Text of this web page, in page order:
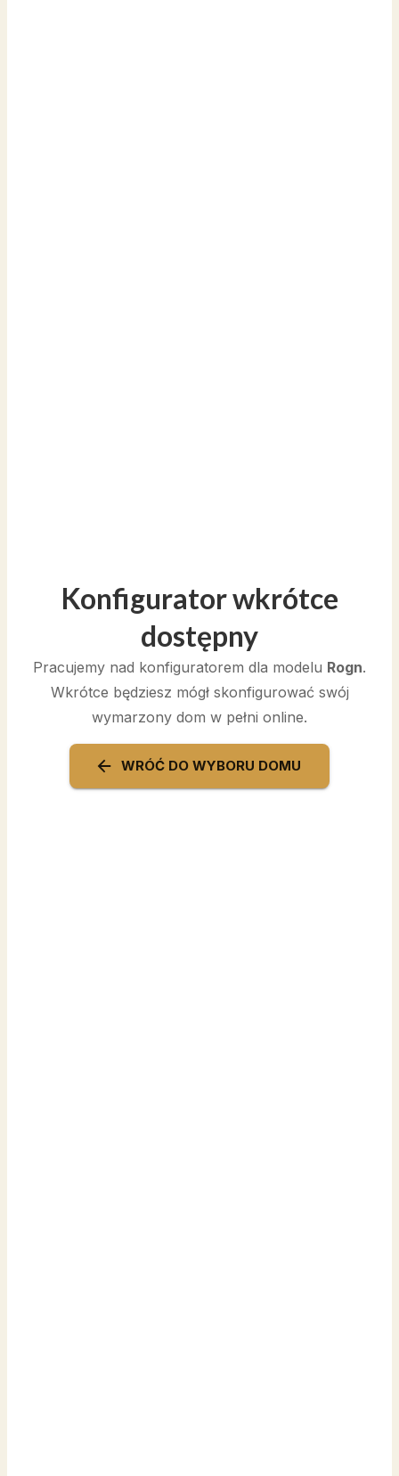
Konfigurator wkrótce
dostępny
Pracujemy nad konfiguratorem dla modelu Rogn.
Wkrótce będziesz mógł skonfigurować swój
wymarzony dom w pełni online.
WRÓĆ DO WYBORU DOMU